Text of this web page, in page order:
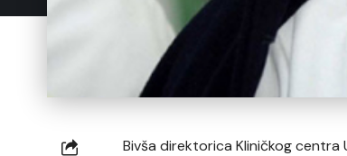
Bivša direktorica Kliničkog centra